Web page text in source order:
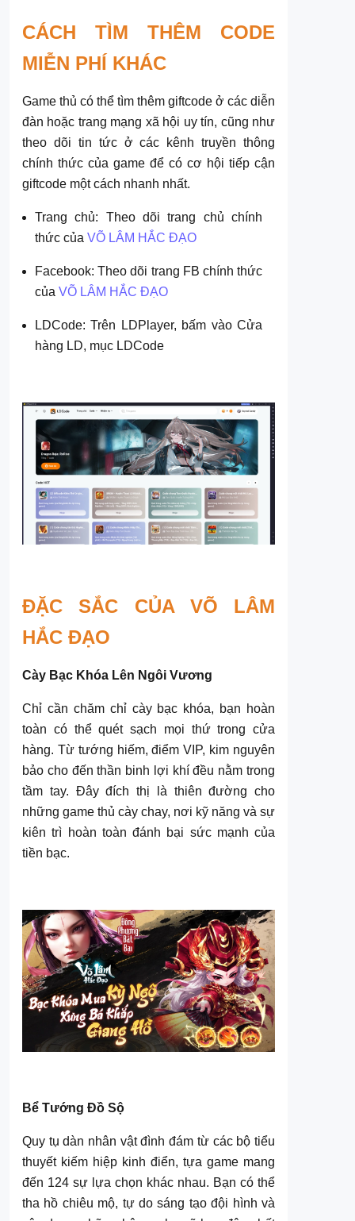
CÁCH TÌM THÊM CODE
MIỄN PHÍ KHÁC
Game thủ có thể tìm thêm giftcode ở các diễn
đàn hoặc trang mạng xã hội uy tín, cũng như
theo dõi tin tức ở các kênh truyền thông
chính thức của game để có cơ hội tiếp cận
giftcode một cách nhanh nhất.
Trang chủ: Theo dõi trang chủ chính
thức của VÕ LÂM HẮC ĐẠO
Facebook: Theo dõi trang FB chính thức
của VÕ LÂM HẮC ĐẠO
LDCode: Trên LDPlayer, bấm vào Cửa
hàng LD, mục LDCode
ĐẶC SẮC CỦA VÕ LÂM
HẮC ĐẠO
Cày Bạc Khóa Lên Ngôi Vương
Chỉ cần chăm chỉ cày bạc khóa, bạn hoàn
toàn có thể quét sạch mọi thứ trong cửa
hàng. Từ tướng hiếm, điểm VIP, kim nguyên
bảo cho đến thần binh lợi khí đều nằm trong
tầm tay. Đây đích thị là thiên đường cho
những game thủ cày chay, nơi kỹ năng và sự
kiên trì hoàn toàn đánh bại sức mạnh của
tiền bạc.
Bể Tướng Đồ Sộ
Quy tụ dàn nhân vật đình đám từ các bộ tiểu
thuyết kiếm hiệp kinh điển, tựa game mang
đến 124 sự lựa chọn khác nhau. Bạn có thể
tha hồ chiêu mộ, tự do sáng tạo đội hình và